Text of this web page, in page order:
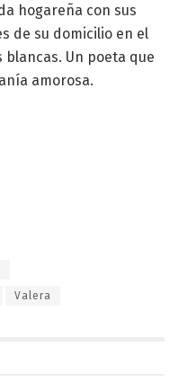
hogareña con sus
de su domicilio en el
Un poeta que
amorosa.
Valera